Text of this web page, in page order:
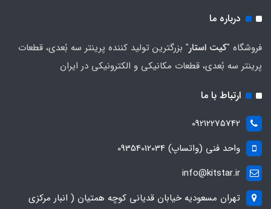
درباره ما
فروشگاه "کیت استار" بزرگترین تولید کننده پرینتر سه بُعدی، قطعات
پرینتر سه بُعدی، قطعات مکانیکی و الکترونیکی در ایران
ارتباط با ما
09212275742
واحد فنی (واتساپ) 09354012034
info@kitstar.ir
تهران مسعودیه خیابان قدیانی کوچه همتیان ( انبار مرکزی